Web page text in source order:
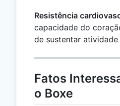
Resistência
capacidade do
de sustentar
Fatos
o Boxe